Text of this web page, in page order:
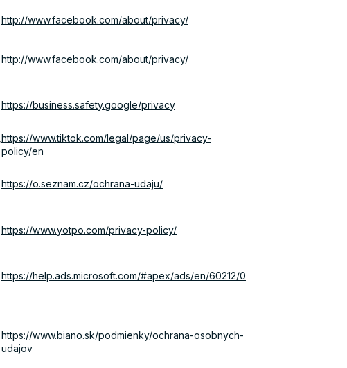
http://www.facebook.com/about/privacy/
http://www.facebook.com/about/privacy/
https://business.safety.google/privacy
https://www.tiktok.com/legal/page/us/privacy-
policy/en
https://o.seznam.cz/ochrana-udaju/
https://www.yotpo.com/privacy-policy/
https://help.ads.microsoft.com/#apex/ads/en/60212/0
https://www.biano.sk/podmienky/ochrana-osobnych-
udajov